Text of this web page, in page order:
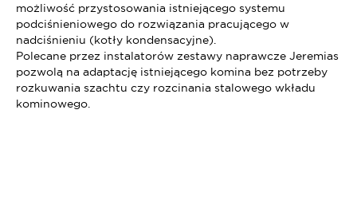
możliwość przystosowania istniejącego systemu
podciśnieniowego do rozwiązania pracującego w
nadciśnieniu (kotły kondensacyjne).
Polecane przez instalatorów zestawy naprawcze Jeremias
pozwolą na adaptację istniejącego komina bez potrzeby
rozkuwania szachtu czy rozcinania stalowego wkładu
kominowego.